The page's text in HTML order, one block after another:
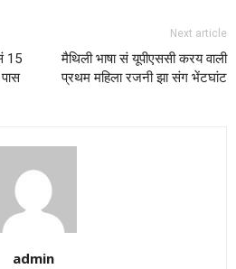
15
Next article
मैथिली भाषा सं यूपीएससी करय वाली
प्रथम महिला रजनी झा संग भेंटघांट
admin